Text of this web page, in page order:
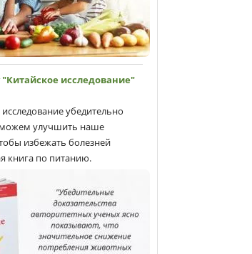
исследование"
убедительно
улучшить наше
избежать болезней
книга по питанию.